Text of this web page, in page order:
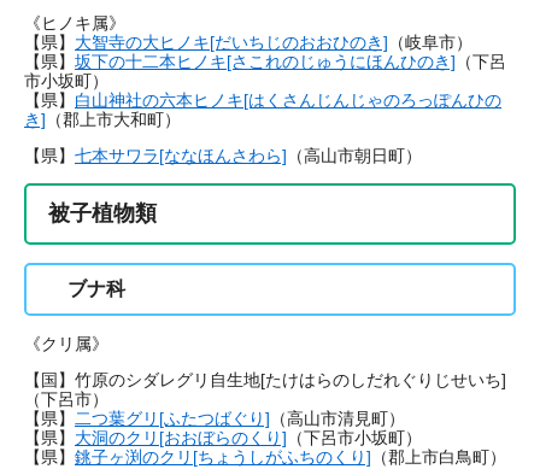
《ヒノキ属》
【県】 大智寺の大ヒノキ[だいちじのおおひのき] （岐阜市）
【県】 坂下の十二本ヒノキ[さこれのじゅうにほんひのき] （下呂
市小坂町）
【県】 白山神社の六本ヒノキ[はくさんじんじゃのろっぽんひの
き] （郡上市大和町）
【県】 七本サワラ[ななほんさわら] （高山市朝日町）
被子植物類
ブナ科
《クリ属》
【国】竹原のシダレグリ自生地[たけはらのしだれぐりじせいち]
（下呂市）
【県】 二つ葉グリ[ふたつばぐり] （高山市清見町）
【県】 大洞のクリ[おおぼらのくり] （下呂市小坂町）
【県】 銚子ヶ渕のクリ[ちょうしがふちのくり] （郡上市白鳥町）